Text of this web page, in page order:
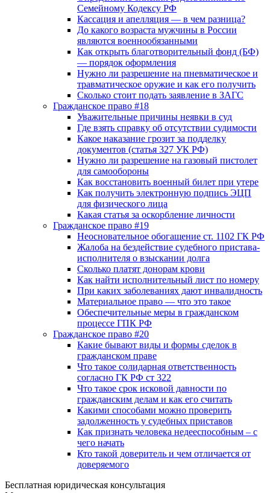
Семейному Кодексу РФ
Кассация и апелляция — в чем разница?
До какого возраста мужчины в России
являются военнообязанными
Как открыть благотворительный фонд (БФ)
— порядок оформления
Нужно ли разрешение на пневматическое и
травматическое оружие и как его получить
Сколько стоит подать заявление в ЗАГС
Гражданское право #18
Уважительные причины неявки в суд
Где взять справку об отсутствии судимости
Какое наказание грозит за подделку
документов (статья 327 УК РФ)
Нужно ли разрешение на газовый пистолет
для самообороны
Как восстановить военный билет при утере
Как получить электронную подпись ЭЦП
для физического лица
Какая статья за оскорбление личности
Гражданское право #19
Неосновательное обогащение ст. 1102 ГК РФ
Жалоба на бездействие судебного пристава-
исполнителя о взыскании долга
Сколько платят донорам крови
Как найти исполнительный лист по номеру
При каких заболеваниях дают инвалидность
Материальное право — что это такое
Обеспечительные меры в гражданском
процессе ГПК РФ
Гражданское право #20
Какие бывают виды и формы сделок в
гражданском праве
Что такое солидарная ответственность
согласно ГК РФ ст 322
Что такое срок исковой давности по
гражданским делам и как его считать
Какими способами можно проверить
задолженность у судебных приставов
Как признать человека недееспособным – с
чего начать
Кто такой доверитель и чем отличается от
доверяемого
Бесплатная юридическая консультация